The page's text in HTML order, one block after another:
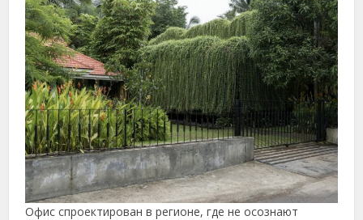
Офис спроектирован в регионе, где не осознают